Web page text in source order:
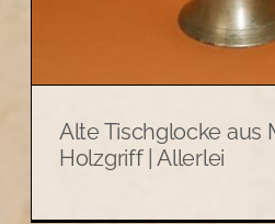
Alte Tischglocke aus
Holzgriff | Allerlei